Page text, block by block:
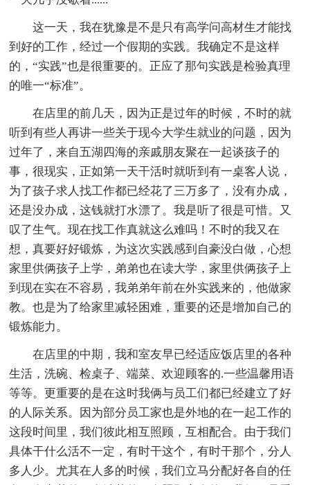
这一天，我在犹豫是不是只有高学问高材生才能找
到好的工作，经过一个假期的实践。我确定不是这样
的，“实践”也是很重要的。正应了那句实践是检验真理
的唯一“标准”。
在店里的前几天，因为正是过年的时候，不时的就
听到有些人再讲一些关于现今大学生就业的问题，因为
过年了，来自五湖四海的亲戚朋友聚在一起谈孩子的
事，很现实，正如第一天干活时就听到有一桌客人说，
为了孩子求人找工作都已经花了三万多了，没有办成，
还是没办成，这钱就打水漂了。我是听了很是可惜。又
叹了生气。现在找工作真就这么难吗！不时的我又在
想，真要好好锻炼，为这次实践感到自豪没白做，心想
家里供俩孩子上学，弟弟也在读大学，家里供俩孩子上
到现在实在不容易，我弟弟年前在外实践来的，他做家
教。也是为了给家里减轻困难，重要的还是增加自己的
锻炼能力。
在店里的中期，我和室友早已经适应饭店里的各种
生活，洗碗、检桌子、端菜、欢迎顾客的.一些温馨用语
等等。更重要的是在这时我俩与员工们都已经建立了好
的人际关系。因为部分员工家也是外地的在一起工作的
这段时间里，我们彼此相互照顾，互相配合。由于我们
具体干什么活不一定，有时干这个，有时干那个，分人
多人少。尤其在人多的时候，我们立马分配好各自的任